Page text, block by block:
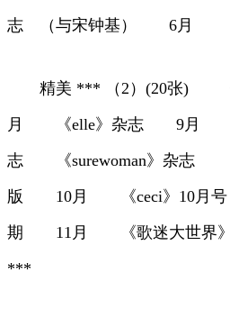
志 （与宋钟基） 6月
精美 *** （2）(20张)
月 《elle》杂志 9月 《
志 《surewoman》杂志 《
版 10月 《ceci》10月号
期 11月 《歌迷大世界
***